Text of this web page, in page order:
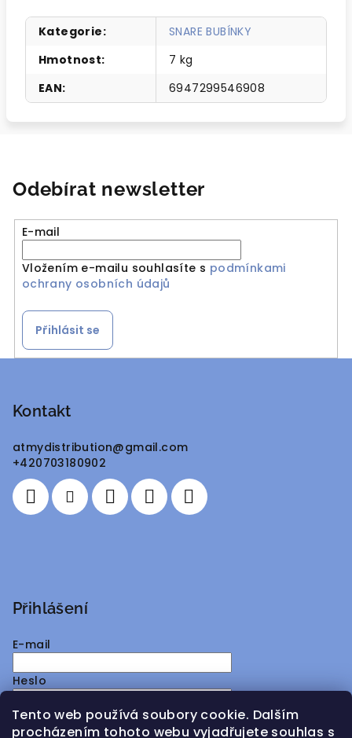
Tento web používá soubory cookie. Dalším
procházením tohoto webu vyjadřujete souhlas s
Kategorie:
SNARE BUBÍNKY
Hmotnost:
7 kg
EAN: 6947299546908
Odebírat newsletter
E-mail
Vložením e-mailu souhlasíte s podmínkami
ochrany osobních údajů
Přihlásit se
Kontakt
atmydistribution@gmail.com
+420703180902
Přihlášení
E-mail
Heslo
Přihlásit se